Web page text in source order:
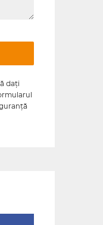
daţi